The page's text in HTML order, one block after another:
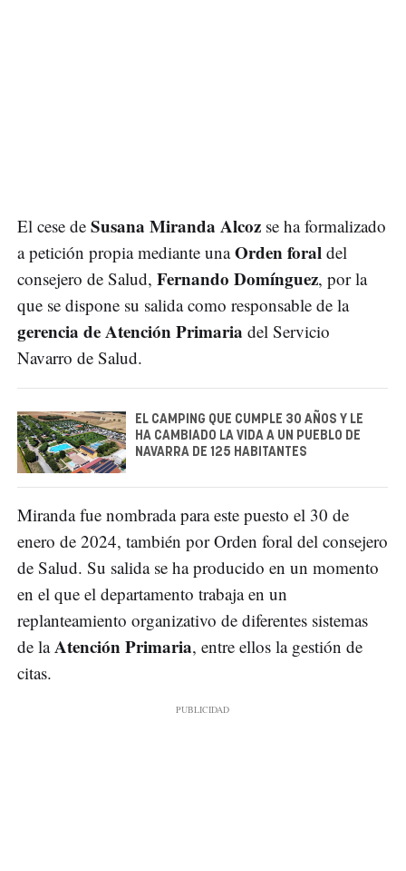
El cese de Susana Miranda Alcoz se ha formalizado
a petición propia mediante unaOrden foral del
consejero de Salud, Fernando Domínguez, por la
que se dispone su salida como responsable de la
gerencia de Atención Primaria del Servicio
Navarro de Salud.
EL CAMPING QUE CUMPLE 30 AÑOS Y LE
HA CAMBIADO LA VIDA A UN PUEBLO DE
NAVARRA DE 125 HABITANTES
Miranda fue nombrada para este puesto el 30 de
enero de 2024, también por Orden foral del consejero
de Salud. Su salida se ha producido en un momento
en el que el departamento trabaja en un
replanteamiento organizativo de diferentes sistemas
de laAtención Primaria, entre ellos la gestión de
citas.